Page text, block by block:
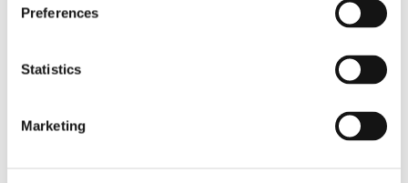
Preferences
Statistics
Marketing
Documentos